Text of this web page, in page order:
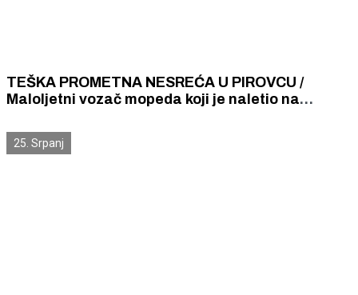
TEŠKA PROMETNA NESREĆA U PIROVCU /
Maloljetni vozač mopeda koji je naletio na
bori za život
25. Srpanj